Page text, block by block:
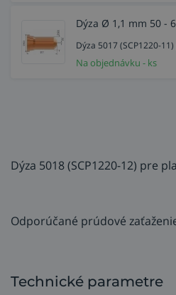
Dýza Ø 1,1 mm 50 -
Dýza 5017 (SCP1220-
Na objednávku - ks
Dýza 5018 (SCP1220-12) pre
Odporúčané prúdové
Technické parametre